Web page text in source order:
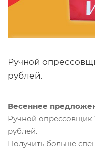
Ручной
рублей.
Веcеннее
Ручной опрессовщик
рублей.
Получить больше